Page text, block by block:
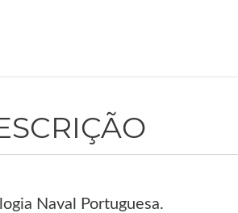
Naval Portuguesa.